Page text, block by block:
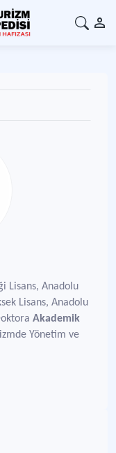
Lisans, Anadolu
Lisans, Anadolu
Akademik
Yönetim ve